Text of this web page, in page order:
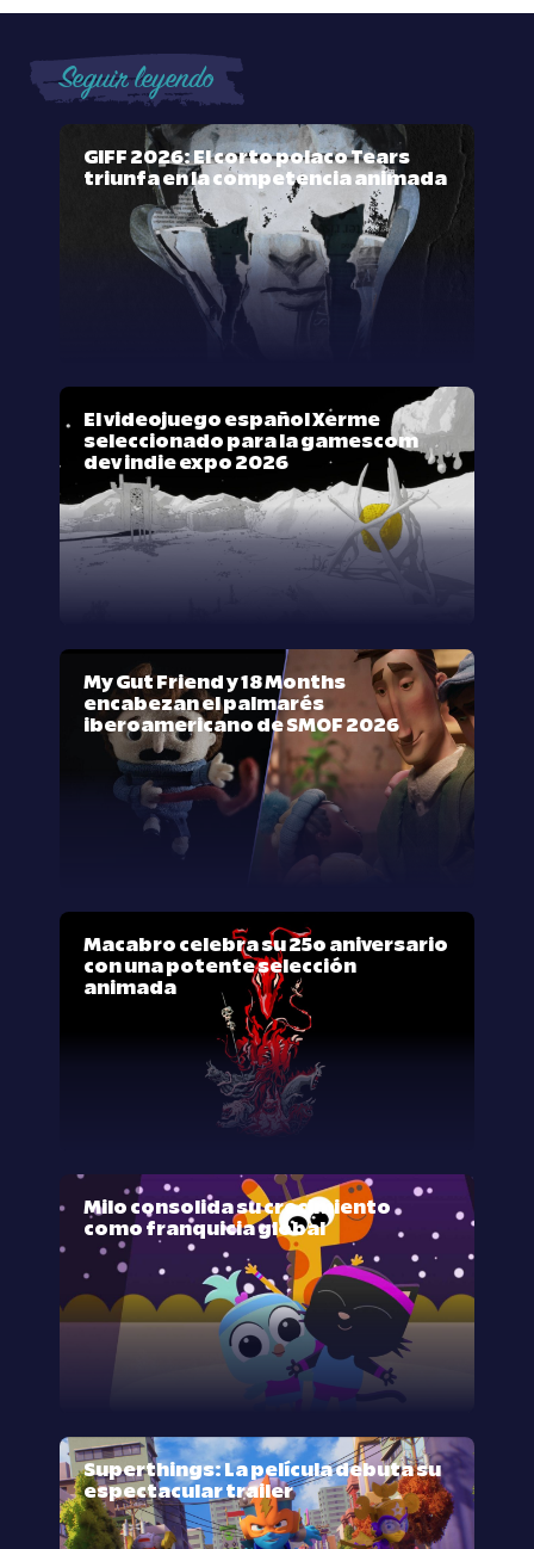
Seguir leyendo
GIFF 2026: El corto polaco Tears
triunfa en la competencia animada
El videojuego español Xerme
seleccionado para la gamescom
dev indie expo 2026
My Gut Friend y 18 Months
encabezan el palmarés
iberoamericano de SMOF 2026
Macabro celebra su 25º aniversario
con una potente selección
animada
Milo consolida su crecimiento
como franquicia global
Superthings: La película debuta su
espectacular trailer